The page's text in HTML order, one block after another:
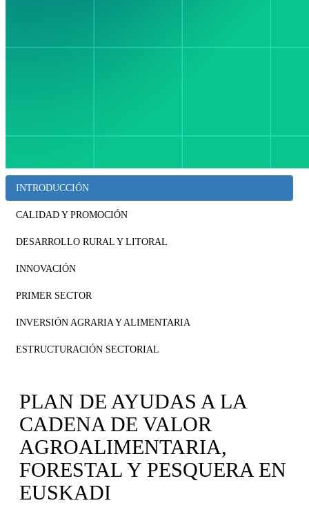
INTRODUCCIÓN
CALIDAD Y PROMOCIÓN
DESARROLLO RURAL Y LITORAL
INNOVACIÓN
PRIMER SECTOR
INVERSIÓN AGRARIA Y ALIMENTARIA
ESTRUCTURACIÓN SECTORIAL
PLAN DE AYUDAS A LA
CADENA DE VALOR
AGROALIMENTARIA,
FORESTAL Y PESQUERA EN
EUSKADI